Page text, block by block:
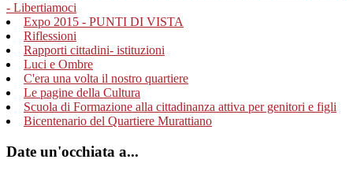
- Libertiamoci
Expo 2015 - PUNTI DI VISTA
Riflessioni
Rapporti cittadini- istituzioni
Luci e Ombre
C'era una volta il nostro quartiere
Le pagine della Cultura
Scuola di Formazione alla cittadinanza attiva per genitori e figli
Bicentenario del Quartiere Murattiano
Date un'occhiata a...